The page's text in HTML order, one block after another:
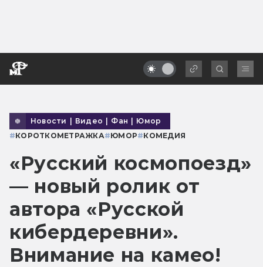
Новости | Видео | Фан | Юмор
#КОРОТКОМЕТРАЖКА#ЮМОР#КОМЕДИЯ
«Русский космопоезд»
— новый ролик от
автора «Русской
кибердеревни».
Внимание на камео!